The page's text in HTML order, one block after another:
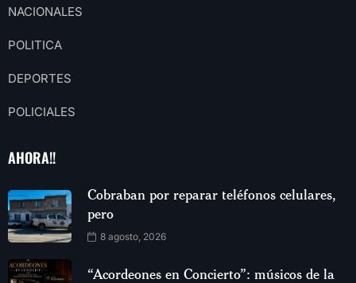
NACIONALES
POLITICA
DEPORTES
POLICIALES
AHORA!!
Cobraban por reparar teléfonos celulares,
pero
8 agosto, 2026
“Acordeones en Concierto”: músicos de la